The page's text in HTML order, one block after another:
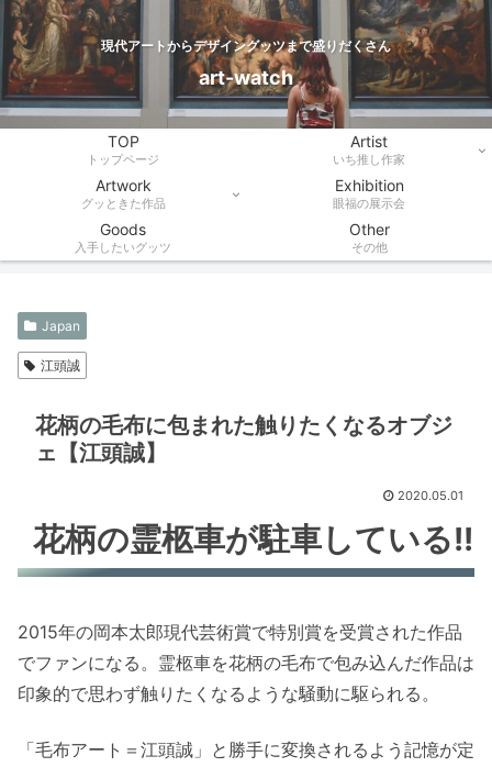
現代アートからデザイングッツまで盛りだくさん
art-watch
TOP
トップページ
Artist
いち推し作家
Artwork
グッときた作品
Exhibition
眼福の展示会
Goods
入手したいグッツ
Other
その他
Japan
江頭誠
花柄の毛布に包まれた触りたくなるオブジ
ェ【江頭誠】
2020.05.01
花柄の霊柩車が駐車している!!
2015年の岡本太郎現代芸術賞で特別賞を受賞された作品
でファンになる。霊柩車を花柄の毛布で包み込んだ作品は
印象的で思わず触りたくなるような騒動に駆られる。
「毛布アート＝江頭誠」と勝手に変換されるよう記憶が定